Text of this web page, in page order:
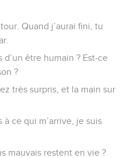
Quand j’aurai fini, tu
être humain ? Est-ce
?
très surpris, et la main sur
ce qui m’arrive, je suis
mauvais restent en vie ?